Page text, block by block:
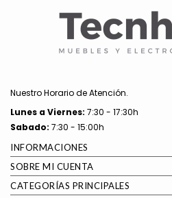
Nuestro Horario de Atención.
Lunes aViernes: 7:30 - 17:30h
Sabado: 7:30 - 15:00h
INFORMACIONES
SOBRE MI CUENTA
CATEGORÍAS PRINCIPALES